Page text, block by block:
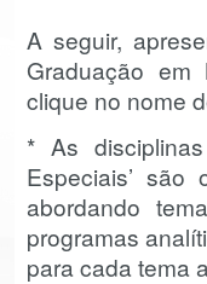
A seguir,
Graduação em
clique no nome
* As
Especiais’
abordando
programas
para cada tema